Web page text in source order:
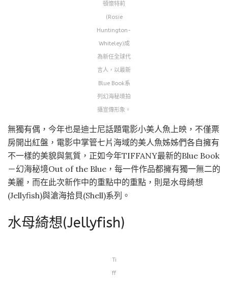
頓懷特莉
(Rosie
Huntington-
Whiteley)成
為新任全球代
言人，以最新
Blue Book系
列幻海秘境拍
攝宣傳形象。
無獨有偶，今年也是迪士尼話題電影小美人魚上映，不僅票
房開出紅盤，電影中掌管七片海域的美人魚姊姊們各自擁有
不一樣的美貌與氣質，正如今年TIFFANY最新的Blue Book
－幻海秘境Out of the Blue，每一件作品都擁有獨一無二的
美麗，而在此次新作中的重點中的重點，則是水母綺想
(Jellyfish)與滄海拾貝(Shell)系列。
水母綺想(Jellyfish)
Ti
ff